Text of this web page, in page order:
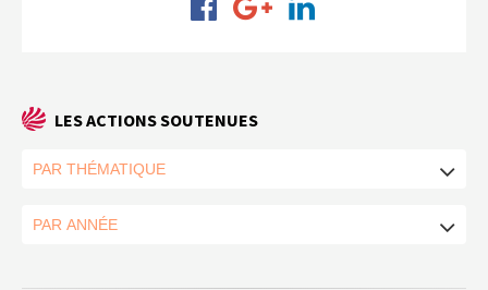
LES ACTIONS SOUTENUES